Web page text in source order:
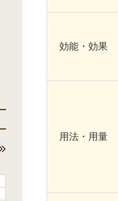
効能・効果
用法・用量